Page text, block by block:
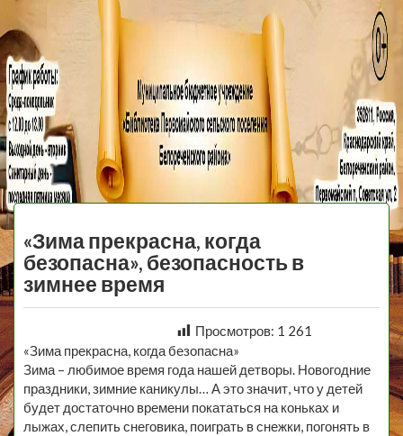
МБУ Библиотека
Первомайского
Сельского
Поселения
«Зима прекрасна, когда
безопасна», безопасность в
зимнее время
Просмотров: 1 261
«Зима прекрасна, когда безопасна»
Зима – любимое время года нашей детворы. Новогодние
праздники, зимние каникулы… А это значит, что у детей
будет достаточно времени покататься на коньках и
лыжах, слепить снеговика, поиграть в снежки, погонять в